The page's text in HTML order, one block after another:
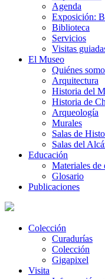
Agenda
Exposición:
Biblioteca
Servicios
Visitas
El Museo
Quiénes
Arquitectura
Historia del
Historia de
Arqueología
Murales
Salas de
Salas del
Educación
Materiales de
Glosario
Publicaciones
Colección
Curadurías
Colección
Gigapixel
Visita